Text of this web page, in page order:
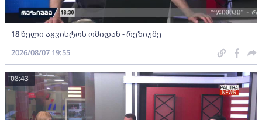
18 წელი აგვისტოს ომიდან - რეზიუმე
2026/08/07 19:55
08:43